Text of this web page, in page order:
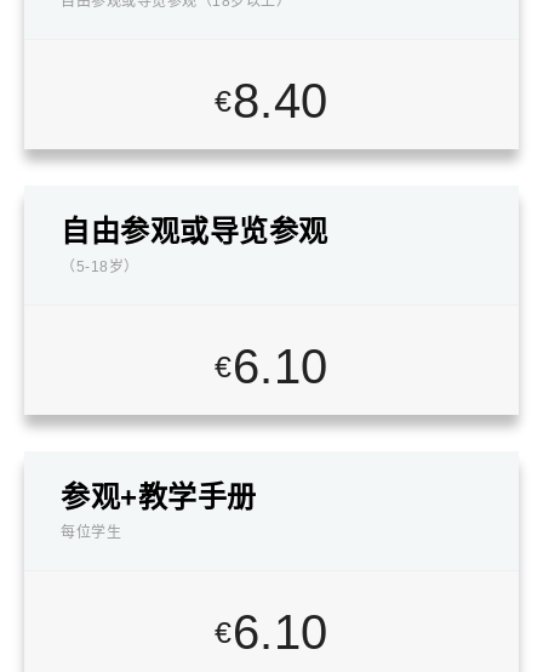
€8.40
自由参观或导览参观
（5-18岁）
€6.10
参观+教学手册
每位学生
€6.10